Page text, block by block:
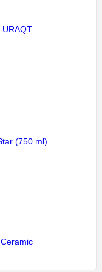
URAQT
(750 ml)